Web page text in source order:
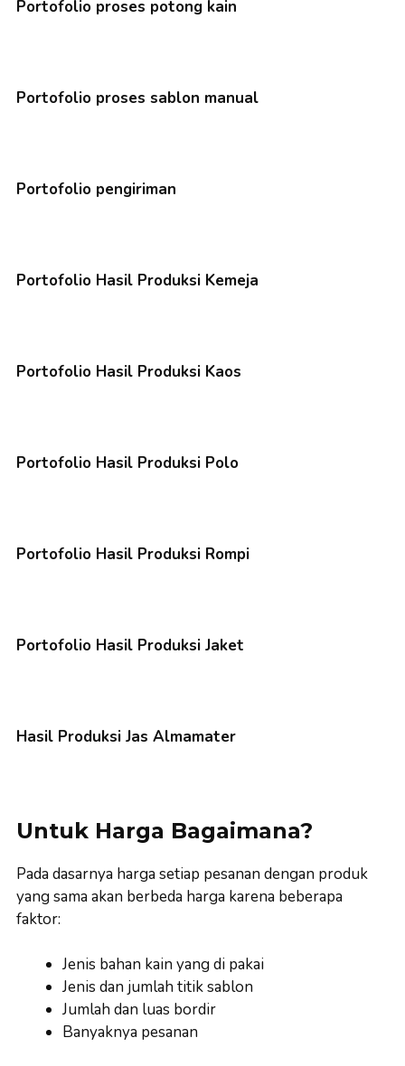
Portofolio proses potong kain
Portofolio proses sablon manual
Portofolio pengiriman
Portofolio Hasil Produksi Kemeja
Portofolio Hasil Produksi Kaos
Portofolio Hasil Produksi Polo
Portofolio Hasil Produksi Rompi
Portofolio Hasil Produksi Jaket
Hasil Produksi Jas Almamater
Untuk Harga Bagaimana?
Pada dasarnya harga setiap pesanan dengan produk
yang sama akan berbeda harga karena beberapa
faktor:
Jenis bahan kain yang di pakai
Jenis dan jumlah titik sablon
Jumlah dan luas bordir
Banyaknya pesanan